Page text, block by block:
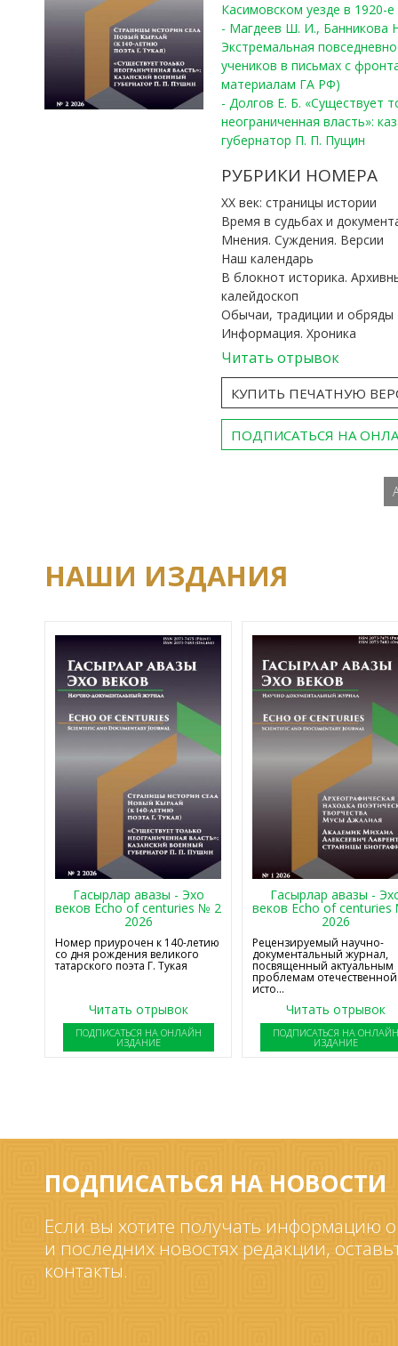
Касимовском уезде в 1920-е
- Магдеев Ш. И., Банникова
Экстремальная
учеников в письмах с
материалам ГА РФ)
- Долгов Е. Б. «Существует
неограниченная власть»:
губернатор П. П. Пущин
РУБРИКИ НОМЕРА
ХХ век: страницы истории
Время в судьбах и
Мнения. Суждения. Версии
Наш календарь
В блокнот историка.
калейдоскоп
Обычаи, традиции и обряды
Информация. Хроника
Читать отрывок
КУПИТЬ ПЕЧАТНУЮ
ПОДПИСАТЬСЯ НА
НАШИ ИЗДАНИЯ
Гасырлар авазы - Эхо
веков Echo of centuries № 2
2026
Номер приурочен к 140-летию
со дня рождения великого
татарского поэта Г. Тукая
Читать отрывок
ПОДПИСАТЬСЯ НА ОНЛАЙН
ИЗДАНИЕ
Гасырлар авазы -
веков Echo of
2026
Рецензируемый научно-
документальный журнал,
посвященный актуальным
проблемам отечественной
исто...
Читать отрывок
ПОДПИСАТЬСЯ НА
ИЗДАНИЕ
ПОДПИСАТЬСЯ НА НОВОСТИ
Если вы хотите получать информацию
и последних новостях редакции,
контакты.